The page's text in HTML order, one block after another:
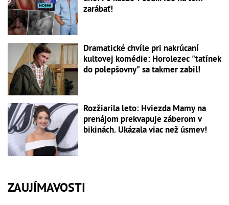
zarábať!
Dramatické chvíle pri nakrúcaní
kultovej komédie: Horolezec "tatínek
do polepšovny" sa takmer zabil!
Rozžiarila leto: Hviezda Mamy na
prenájom prekvapuje záberom v
bikinách. Ukázala viac než úsmev!
ZAUJÍMAVOSTI